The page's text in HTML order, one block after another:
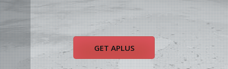
GET APLUS